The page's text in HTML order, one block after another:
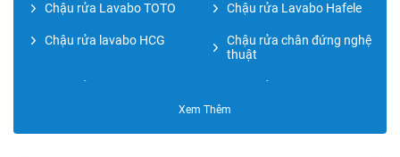
Chậu rửa Lavabo TOTO Chậu rửa Lavabo Hafele
Chậu rửa lavabo HCG
Chậu rửa chân đứng nghệ
thuật
Chậu rửa lavabo Zento Chậu lavabo đá cuội
Xem Thêm